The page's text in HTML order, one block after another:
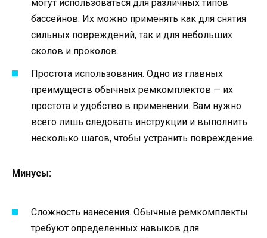
могут использоваться для различных типов
бассейнов. Их можно применять как для снятия
сильных повреждений, так и для небольших
сколов и проколов.
Простота использования. Одно из главных
преимуществ обычных ремкомплектов — их
простота и удобство в применении. Вам нужно
всего лишь следовать инструкции и выполнить
несколько шагов, чтобы устранить повреждение.
Минусы:
Сложность нанесения. Обычные ремкомплекты
требуют определенных навыков для